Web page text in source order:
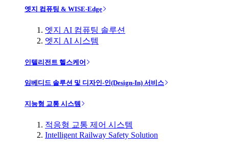
엣지 컴퓨팅 & WISE-Edge
엣지 AI 컴퓨팅 솔루션
엣지 AI 시스템
인텔리전트 헬스케어
임베디드 솔루션 및 디자인-인(Design-In) 서비스
지능형 교통 시스템
적응형 교통 제어 시스템
Intelligent Railway Safety Solution